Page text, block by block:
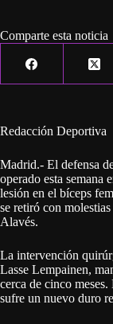
Comparte esta noticia
Redacción Deportiva
Madrid.- El defensa
operado esta semana
lesión en el bíceps
se retiró con
Alavés.
La intervención
Lasse Lempainen,
cerca de cinco
sufre un nuevo duro